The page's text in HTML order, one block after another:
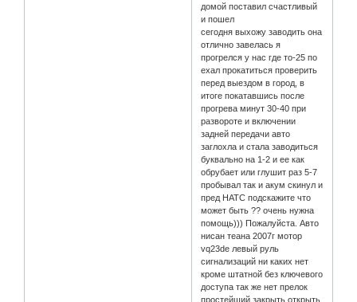
домой поставил счастливый
и пошел
сегодня выхожу заводить она
отлично завелась я
прогрелся у нас где то-25 по
ехал прокатиться проверить
перед выездом в город, в
итоге покатавшись после
прогрева минут 30-40 при
развороте и включении
задней передачи авто
заглохла и стала заводиться
буквально на 1-2 и ее как
обрубает или глушит раз 5-7
пробывал так и акум скинул и
пред НАТС подскажите что
может быть ?? очень нужна
помощь))) Пожалуйста. Авто
нисан теана 2007г мотор
vq23de левый руль
сигнализаций ни каких нет
кроме штатной без ключевого
доступа так же нет прелок
простейший закрыть открыть